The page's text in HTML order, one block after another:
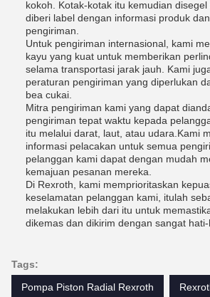
kokoh. Kotak-kotak itu kemudian
diberi label dengan informasi produk
pengiriman.
Untuk pengiriman internasional, kami
kayu yang kuat untuk memberikan
selama transportasi jarak jauh. Kami
peraturan pengiriman yang diperlukan
bea cukai.
Mitra pengiriman kami yang dapat
pengiriman tepat waktu kepada
itu melalui darat, laut, atau udara.Kami
informasi pelacakan untuk semua
pelanggan kami dapat dengan mudah
kemajuan pesanan mereka.
Di Rexroth, kami memprioritaskan
keselamatan pelanggan kami, itulah
melakukan lebih dari itu untuk
dikemas dan dikirim dengan sangat hati-
Tags:
Pompa Piston Radial Rexroth